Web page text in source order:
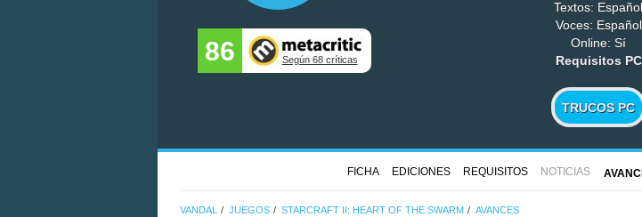
86 Según 68 críticas
Textos: Español
Voces: Español
Online: Sí
Requisitos PC
TRUCOS PC
FICHA EDICIONES REQUISITOS NOTICIAS
VANDAL JUEGOS STARCRAFT II: HEART OF THE SWARM AVANCES